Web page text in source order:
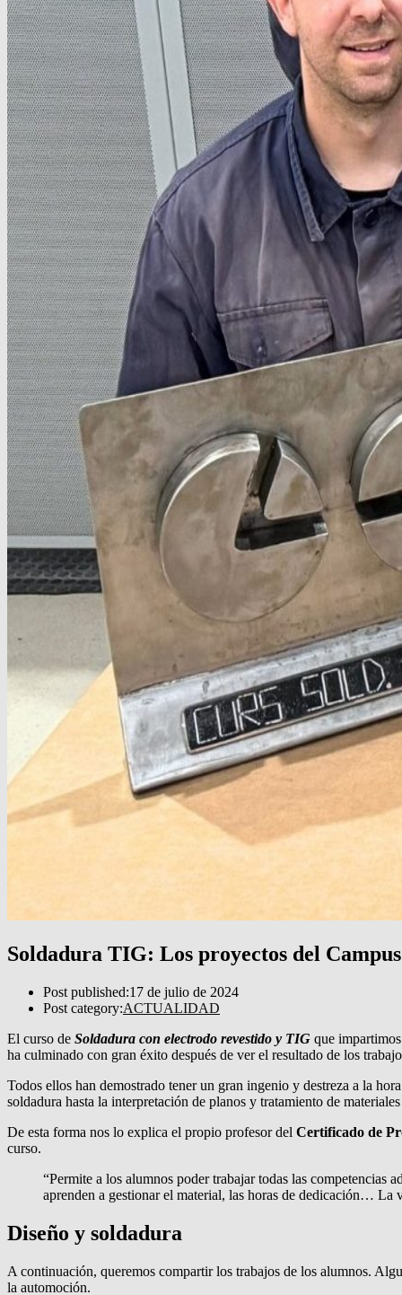
Soldadura TIG: Los proyectos del
Post published:17 de julio de 2024
Post category:ACTUALIDAD
El curso de Soldadura con electrodo revestido y TIG que
ha culminado con gran éxito después de ver el resultado de los
Todos ellos han demostrado tener un gran ingenio y destreza a la
soldadura hasta la interpretación de planos y tratamiento de
De esta forma nos lo explica el propio profesor del Certificado de
curso.
“Permite a los alumnos poder trabajar todas las competencias
aprenden a gestionar el material, las horas de dedicación… La
Diseño y soldadura
A continuación, queremos compartir los trabajos de los alumnos.
la automoción.